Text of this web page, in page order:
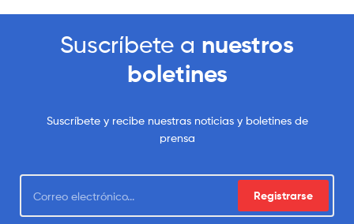
Suscríbete a nuestros
boletines
Suscríbete y recibe nuestras noticias y boletines de
prensa
Registrarse